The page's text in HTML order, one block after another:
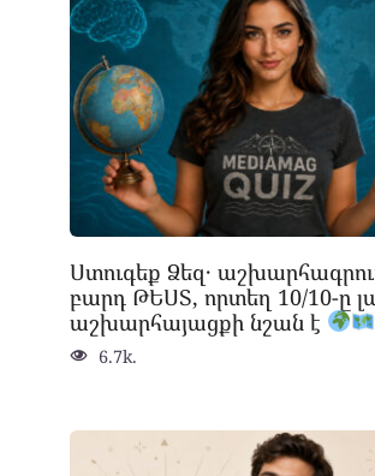
Ստուգեք Ձեզ․
բարդ ԹԵՍՏ, որտեղ 10/10-ը
աշխարհայացքի նշան է
6.7k.